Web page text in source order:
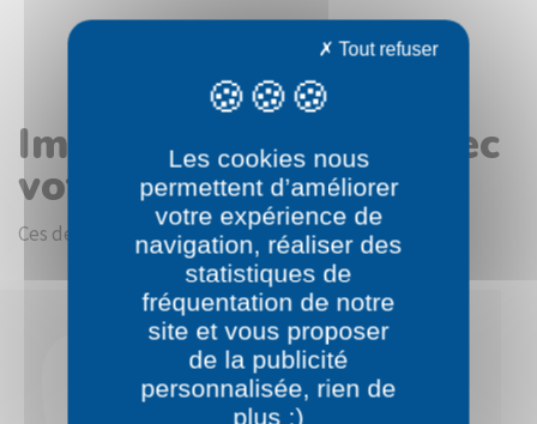
Images en rapport avec
votre choix
Ces dessins devraient vous intéresser.
Les cookies nous
permettent d’améliorer
votre expérience de
navigation, réaliser des
statistiques de
fréquentation de notre
site et vous proposer
de la publicité
personnalisée, rien de
plus :)
Tout refuser